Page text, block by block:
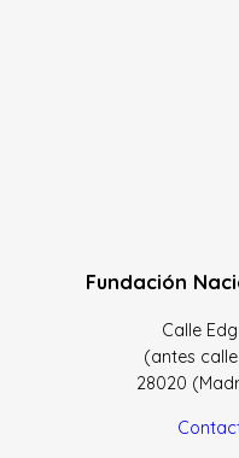
Fundación
Calle
(antes
28020